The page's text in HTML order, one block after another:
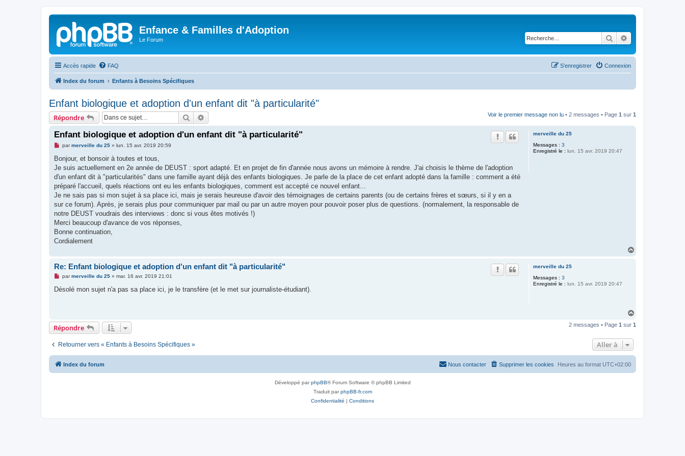
Enfance & Familles d'Adoption
Le Forum Rechercher
Accès rapide FAQ Connexion
S’enregistrer
Index du forum Enfants à Besoins Spécifiques
Enfant biologique et adoption d'un enfant dit "à particularité"
Répondre Rechercher Voir le premier message non lu • 2 messages • Page 1 sur 1
merveille du 25
Messages : 3
Enregistré le : lun. 15 avr. 2019 20:47
Enfant biologique et adoption d'un enfant dit "à particularité"
M
s
a
g
n
o
l
u
parmerveille du 25» lun. 15 avr. 2019 20:59
Bonjour, et bonsoir à toutes et tous,
Je suis actuellement en 2e année de DEUST : sport adapté. Et en projet de fin d'année nous avons un mémoire à rendre. J'ai choisis le thème de l'adoption
d'un enfant dit à "particularités" dans une famille ayant déjà des enfants biologiques. Je parle de la place de cet enfant adopté dans la famille : comment a été
préparé l'accueil, quels réactions ont eu les enfants biologiques, comment est accepté ce nouvel enfant...
Je ne sais pas si mon sujet à sa place ici, mais je serais heureuse d'avoir des témoignages de certains parents (ou de certains frères et sœurs, si il y en a
sur ce forum). Après, je serais plus pour communiquer par mail ou par un autre moyen pour pouvoir poser plus de questions. (normalement, la responsable de
notre DEUST voudrais des interviews : donc si vous êtes motivés !)
Merci beaucoup d'avance de vos réponses,
Bonne continuation,
Cordialement
merveille du 25
Messages : 3
Enregistré le : lun. 15 avr. 2019 20:47
Re: Enfant biologique et adoption d'un enfant dit "à particularité"
M
s
o
n
u
parmerveille du 25» mar. 16 avr. 2019 21:01
Désolé mon sujet n'a pas sa place ici, je le transfère (et le met sur journaliste-étudiant).
u
Répondre 2 messages • Page 1 sur 1
Retourner vers « Enfants à Besoins Spécifiques » Aller à
Index du forum Heures au format UTC+02:00
Supprimer les cookies
Nous contacter
Développé parphpBB® Forum Software © phpBB Limited
Traduit parphpBB-fr.com
Confidentialité | Conditions